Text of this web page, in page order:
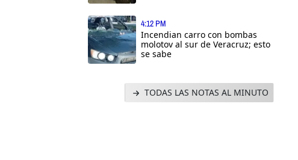
4:12 PM
Incendian carro con bombas
molotov al sur de Veracruz; esto
se sabe
TODAS LAS NOTAS AL MINUTO